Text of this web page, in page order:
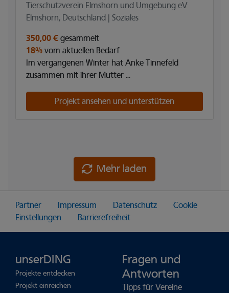
Tierschutzverein Elmshorn und Umgebung eV
Elmshorn, Deutschland | Soziales
350,00 € gesammelt
18% vom aktuellen Bedarf
Im vergangenen Winter hat Anke Tinnefeld
zusammen mit ihrer Mutter ...
Projekt ansehen und unterstützen
Mehr laden
Partner Impressum Datenschutz
Cookie
Einstellungen
Barrierefreiheit
unserDING
Projekte entdecken
Projekt einreichen
Fragen und
Antworten
Tipps für Vereine